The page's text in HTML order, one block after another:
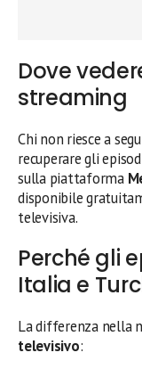
Dove
streaming
Chi non riesce a
recuperare gli
sulla piattaforma
disponibile
televisiva.
Perché gli
Italia e
La differenza nella
televisivo: